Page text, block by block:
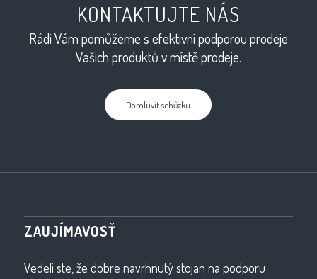
KONTAKTUJTE NÁS
Rádi Vám pomůžeme s efektivní podporou prodeje
Vašich produktů v místě prodeje.
Domluvit schůzku
ZAUJÍMAVOSŤ
Vedeli ste, že dobre navrhnutý stojan na podporu